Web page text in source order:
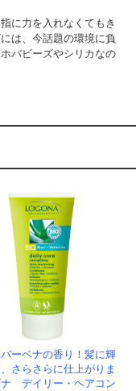
に力を入れなくてもき
は、今話題の環境に負
バビーズやシリカなの
ーベナの香り！髪に輝
さらさらに仕上がりま
ナ デイリー・ヘアコン